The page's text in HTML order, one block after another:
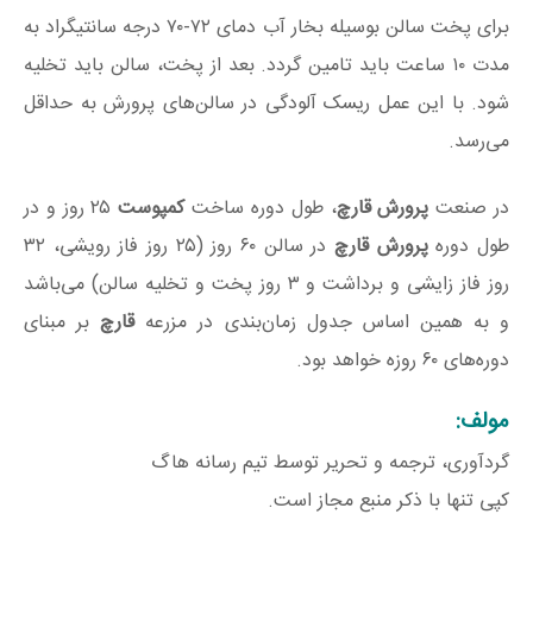
برای پخت سالن بوسیله بخار آب دمای ۷۲-۷۰ درجه سانتیگراد به
مدت ۱۰ ساعت باید تامین گردد. بعد از پخت، سالن باید تخلیه
شود. با این عمل ریسک آلودگی در سالن‌های پرورش به حداقل
می‌رسد.
در صنعت پرورش قارچ، طول دوره ساختکمپوست
۲۵ روز و در
طول دورهپرورش قارچ
در سالن ۶۰ روز (۲۵ روز فاز رویشی، ۳۲
روز فاز زایشی و برداشت و ۳ روز پخت و تخلیه سالن) می‌باشد
و به همین اساس جدول زمان‌بندی در مزرعهقارچبر مبنای
دوره‌های ۶۰ روزه خواهد بود.
مولف:
گردآوری، ترجمه و تحریر توسط تیم رسانه هاگ
کپی تنها با ذکر منبع مجاز است.